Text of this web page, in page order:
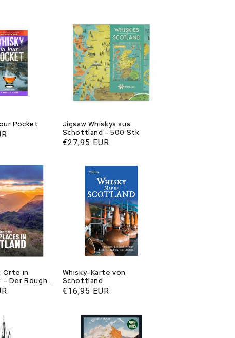
Pocket
Jigsaw Whiskys aus
Schottland - 500 Stk
Normaler
€27,95 EUR
Orte in
Der Rough
Whisky-Karte von
Schottland
Normaler
€16,95 EUR